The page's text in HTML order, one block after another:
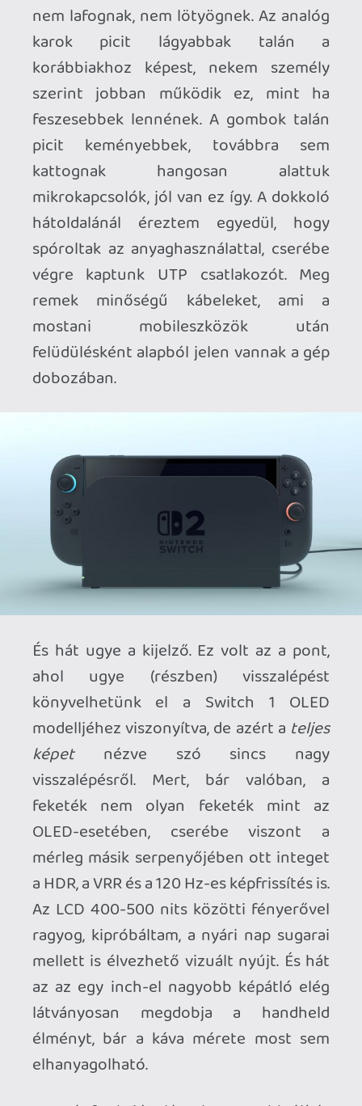
Az egér funkció talán a legnagyobb újítás
amit a gép kínál, de sajnos ezt még
érdemben és bő tapasztalatot szerezve
nem tudtam kipróbálni. A dashboard-on
sima kurzorként egyelőre az az érzésem,
hogy nem a legfürgébb mojzi a városban,
de ettől még simán lehet, hogy játékon
belül fluid élményt tud kínálni. (Cserébe a
kanapé szövetén is simán működik.) Az
audioélmény is teljesen rendben van, bár
az audiofil tapasztalásokat gyaníthatóan
senki nem handheld módban fogja
keresni. Az gép Bluetooth 5.2 támogatást
élvez, a mélyen third party kanócmentes
fülesem azonnal megbarátkozott a
helyzettel.
Technikai Mumbo-Jumbo
Megpróbálom technikai oldalról úgy
bemutatni a gépet, hogy lehetőleg ne
köpjetek homokot ebben a remek
időben: a “mellkas” alatt egy módosított
Tegra T239 szív dobog ami a DLSS 2.2-t is
tud. Röviden ez annyit tesz, hogy az
Nvidia által alkotott GPU alacsonyabb
felbontáson rendereli a vizuált, majd egy
AI rásegítéses felskálázásnak hatására,
hasonló eredményt lehet elérni, mintha
natívan magas felbontáson futna. Ennek
köszönhetően rengeteg erőforrás
megspórolható, aminek köszönhetően
korrekt képminőséget kapsz és mellette
nem olvad rá a vonaton a géped a
térdedre. Dokkolt módban akár 4K-ra is
feltupírozódhat a látvány, amit
természetesen a “pixelekkel táncolók” és
“lefekvés előtt a benchmark értékeket
párnába sóhajtók” nulladik lépésben
kikezdhetnek, de őszintén: a Nintendo
gépek sosem voltak híresek arról, hogy
hozzájuk kellett mérni a másik gépek
teraFLOPS-ait.
Ahogy ígérték, a gép visszafelé
kompatibilis a Switch szinte teljes
portfóliójával. A megoldás egyfajta hibrid
keveréke a szoftveres emulációnak és a
hardveres futtatásnak, de remekül
működik. Egyes címekhez már a
megjelenés napján elérhető volt